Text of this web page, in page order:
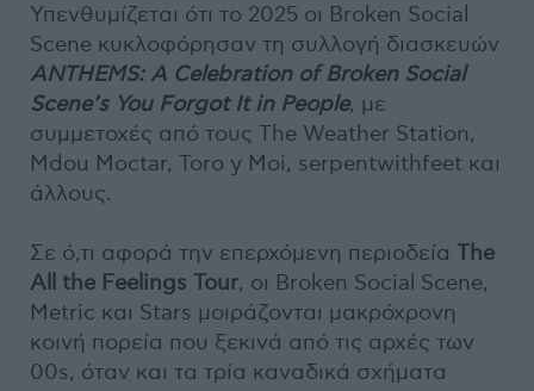
Υπενθυμίζεται ότι το 2025 οι Broken Social
Scene κυκλοφόρησαν τη συλλογή διασκευών
ANTHEMS: A Celebration of Broken Social
Scene’s You Forgot It in People, με
συμμετοχές από τους The Weather Station,
Mdou Moctar, Toro y Moi, serpentwithfeet και
άλλους.
Σε ό,τι αφορά την επερχόμενη περιοδεία The
All the Feelings Tour, οι Broken Social Scene,
Metric και Stars μοιράζονται μακρόχρονη
κοινή πορεία που ξεκινά από τις αρχές των
00s, όταν και τα τρία καναδικά σχήματα